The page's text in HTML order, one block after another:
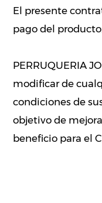
El presente
pago del
PERRUQUERIA
modificar de
condiciones de
objetivo de
beneficio para el